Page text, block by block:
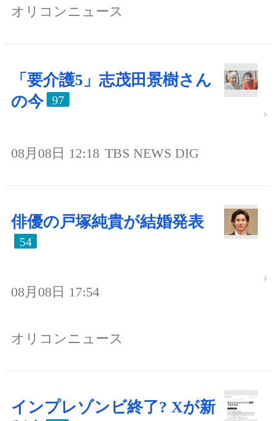
オリコンニュース
「要介護5」志茂田景樹さん
の今
97
08月08日 12:18 TBS NEWS DIG
俳優の戸塚純貴が結婚発表
54
08月08日 17:54
オリコンニュース
インプレゾンビ終了? Xが新